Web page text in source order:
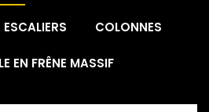
ESCALIERS COLONNES
EN FRÊNE MASSIF